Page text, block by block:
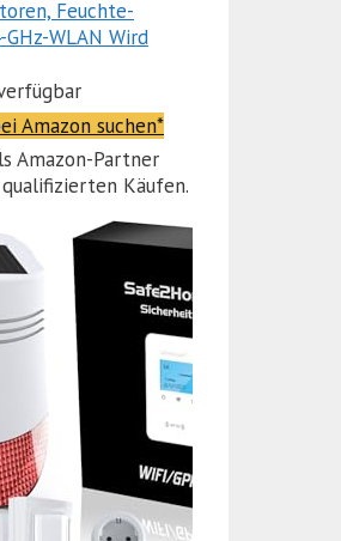
Feuchte-
WLAN Wird
Amazon suchen*
Amazon-Partner
Käufen.